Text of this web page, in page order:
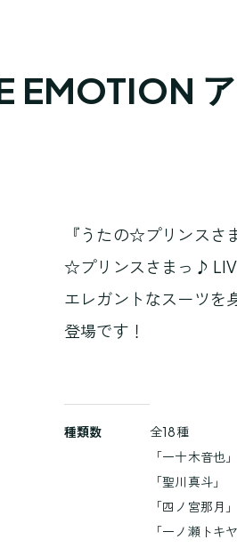
『うたの☆プリンス
☆プリンスさまっ♪
エレガントなスーツを
登場です！
種類数
全18種
「一十木音也」
「聖川真斗」
「四ノ宮那月」
「一ノ瀬トキヤ